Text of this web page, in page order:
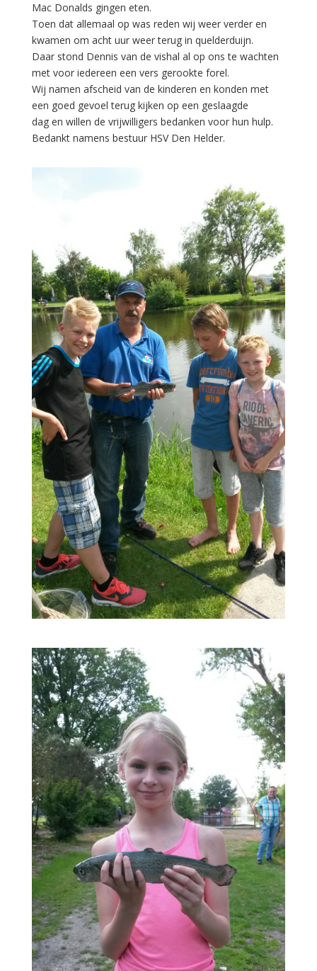
Mac Donalds gingen eten.
Toen dat allemaal op was reden wij weer verder en
kwamen om acht uur weer terug in quelderduijn.
Daar stond Dennis van de vishal al op ons te wachten
met voor iedereen een vers gerookte forel.
Wij namen afscheid van de kinderen en konden met
een goed gevoel terug kijken op een geslaagde
dag en willen de vrijwilligers bedanken voor hun hulp.
Bedankt namens bestuur HSV Den Helder.